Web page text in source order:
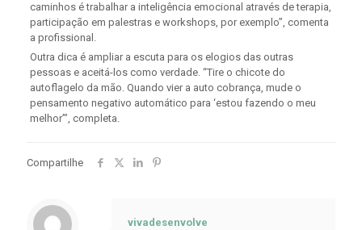
caminhos é trabalhar a inteligência emocional através de terapia,
participação em palestras e workshops, por exemplo”, comenta
a profissional.
Outra dica é ampliar a escuta para os elogios das outras
pessoas e aceitá-los como verdade. “Tire o chicote do
autoflagelo da mão. Quando vier a auto cobrança, mude o
pensamento negativo automático para ‘estou fazendo o meu
melhor’”, completa.
Compartilhe
vivadesenvolve